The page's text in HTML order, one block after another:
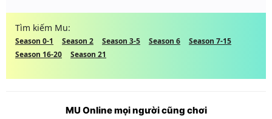
Tìm kiếm Mu:
Season 0-1 Season 2 Season 3-5 Season 6
Season 7-15
Season 16-20
Season 21
MU Online mọi người cũng chơi